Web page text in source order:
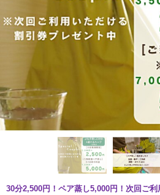
30分2,500円！ペア蒸し5,000円！次回ご